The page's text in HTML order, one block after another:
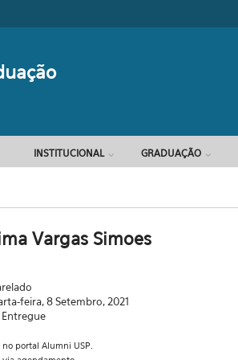
INSTITUCIONAL GRADUAÇÃO
Vargas Simoes
feira, 8 Setembro, 2021
Entregue
portal Alumni USP.